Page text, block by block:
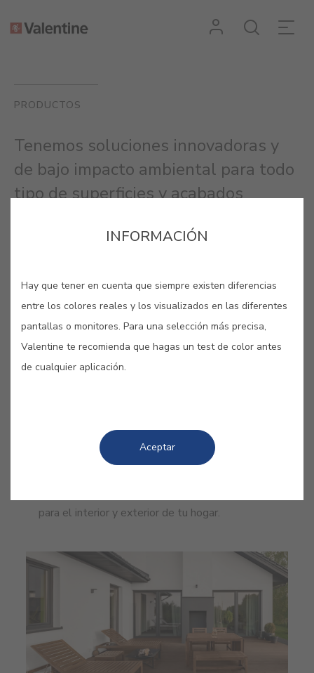
PRODUCTOS
Tenemos soluciones innovadoras y
de bajo impacto ambiental para todo
tipo de superficies y acabados
para el interior y exterior de tu hogar.
INFORMACIÓN
Hay que tener en cuenta que siempre existen diferencias
entre los colores reales y los visualizados en las diferentes
pantallas o monitores. Para una selección más precisa,
Valentine te recomienda que hagas un test de color antes
de cualquier aplicación.
Aceptar